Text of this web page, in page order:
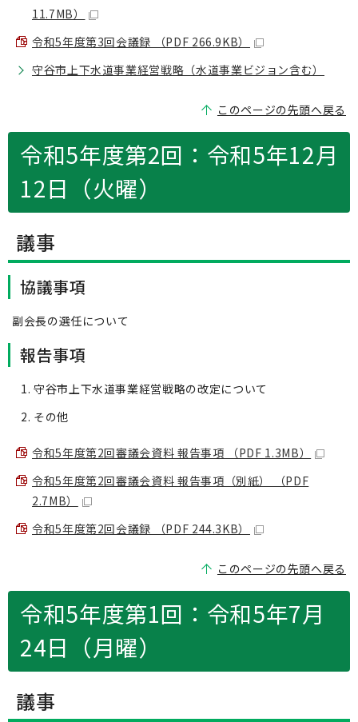
11.7MB）
令和5年度第3回会議録 （PDF 266.9KB）
守谷市上下水道事業経営戦略（水道事業ビジョン含む）
このページの先頭へ戻る
令和5年度第2回：令和5年12月
12日（火曜）
議事
協議事項
副会長の選任について
報告事項
守谷市上下水道事業経営戦略の改定について
その他
令和5年度第2回審議会資料 報告事項 （PDF 1.3MB）
令和5年度第2回審議会資料 報告事項（別紙） （PDF
2.7MB）
令和5年度第2回会議録 （PDF 244.3KB）
このページの先頭へ戻る
令和5年度第1回：令和5年7月
24日（月曜）
議事